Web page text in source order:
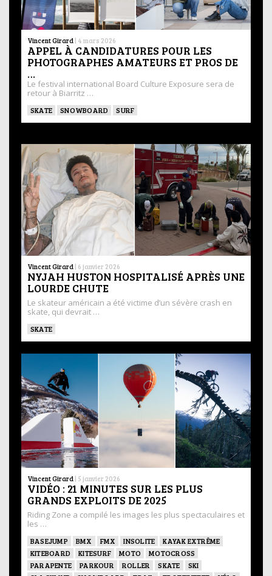
Vincent Girard | 4 mars 2026
APPEL À CANDIDATURES POUR LES
PHOTOGRAPHES AMATEURS ET PROS DE
…
Le festival international Board Culture Exposure sera de
retour à Biarritz …
SKATE SNOWBOARD SURF
Vincent Girard | 6 janvier 2026
NYJAH HUSTON HOSPITALISÉ APRÈS UNE
LOURDE CHUTE
Le skateur américain a été victime d’un sévère crash en
skate, qui devrait …
SKATE
Vincent Girard | 5 janvier 2026
VIDÉO : 21 MINUTES SUR LES PLUS
GRANDS EXPLOITS DE 2025
Riding Zone a compilé les images les plus spectaculaires et
les …
BASEJUMP BMX FMX INSOLITE
KAYAK EXTRÊME
KITEBOARD
KITESURF MOTO
MOTOCROSS
PARAPENTE
PARKOUR ROLLER SKATE
SKI